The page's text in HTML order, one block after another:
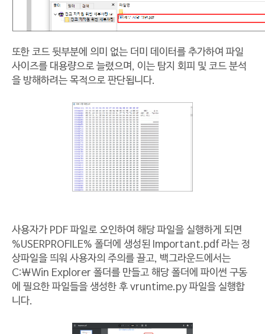
또한 코드 뒷부분에 의미 없는 더미 데이터를 추가하여 파일
사이즈를 대용량으로 늘렸으며, 이는 탐지 회피 및 코드 분석
을 방해하려는 목적으로 판단됩니다.
사용자가 PDF 파일로 오인하여 해당 파일을 실행하게 되면
%USERPROFILE% 폴더에 생성된 Important.pdf 라는 정
상파일을 띄워 사용자의 주의를 끌고, 백그라운드에서는
C:\Win Explorer 폴더를 만들고 해당 폴더에 파이썬 구동
에 필요한 파일들을 생성한 후 vruntime.py 파일을 실행합
니다.